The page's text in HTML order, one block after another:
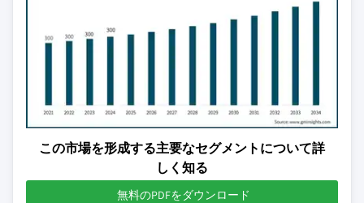
この市場を形成する主要なセグメントについて詳
しく知る
無料のPDFをダウンロード